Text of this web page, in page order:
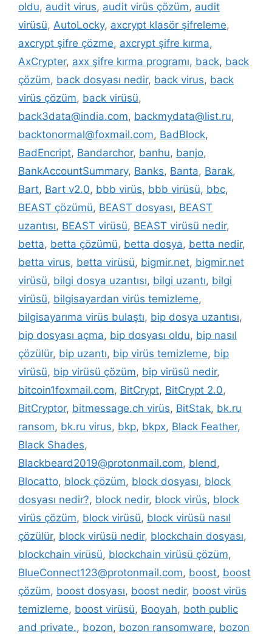
oldu, audit virus, audit virüs çözüm, audit
virüsü, AutoLocky, axcrypt klasör şifreleme,
axcrypt şifre çözme, axcrypt şifre kırma,
AxCrypter, axx şifre kırma programı, back, back
çözüm, back dosyası nedir, back virus, back
virüs çözüm, back virüsü,
back3data@india.com, backmydata@list.ru,
backtonormal@foxmail.com, BadBlock,
BadEncript, Bandarchor, banhu, banjo,
BankAccountSummary, Banks, Banta, Barak,
Bart, Bart v2.0, bbb virüs, bbb virüsü, bbc,
BEAST çözümü, BEAST dosyası, BEAST
uzantısı, BEAST virüsü, BEAST virüsü nedir,
betta, betta çözümü, betta dosya, betta nedir,
betta virus, betta virüsü, bigmir.net, bigmir.net
virüsü, bilgi dosya uzantısı, bilgi uzantı, bilgi
virüsü, bilgisayardan virüs temizleme,
bilgisayarıma virüs bulaştı, bip dosya uzantısı,
bip dosyası açma, bip dosyası oldu, bip nasıl
çözülür, bip uzantı, bip virüs temizleme, bip
virüsü, bip virüsü çözüm, bip virüsü nedir,
bitcoin1foxmail.com, BitCrypt, BitCrypt 2.0,
BitCryptor, bitmessage.ch virüs, BitStak, bk.ru
ransom, bk.ru virus, bkp, bkpx, Black Feather,
Black Shades,
Blackbeard2019@protonmail.com, blend,
Blocatto, block çözüm, block dosyası, block
dosyası nedir?, block nedir, block virüs, block
virüs çözüm, block virüsü, block virüsü nasıl
çözülür, block virüsü nedir, blockchain dosyası,
blockchain virüsü, blockchain virüsü çözüm,
BlueConnect123@protonmail.com, boost, boost
çözüm, boost dosyası, boost nedir, boost virüs
temizleme, boost virüsü, Booyah, both public
and private., bozon, bozon ransomware, bozon